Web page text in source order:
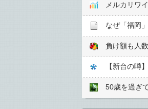
メルカリワ
なぜ「福岡
負け額も人
【新台の噂
50歳を過ぎ